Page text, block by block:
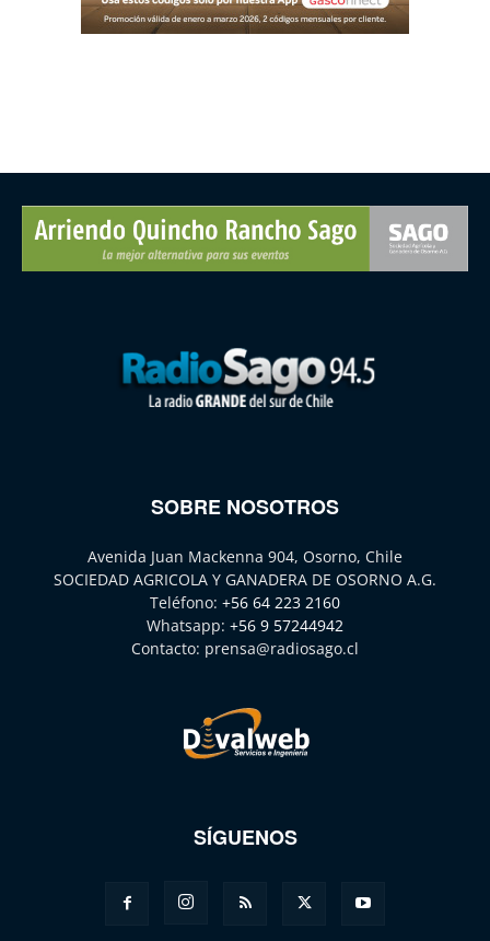
SOBRE NOSOTROS
Avenida Juan Mackenna 904, Osorno, Chile
SOCIEDAD AGRICOLA Y GANADERA DE OSORNO A.G.
Teléfono: +56 64 223 2160
Whatsapp: +56 9 57244942
Contacto: prensa@radiosago.cl
SÍGUENOS